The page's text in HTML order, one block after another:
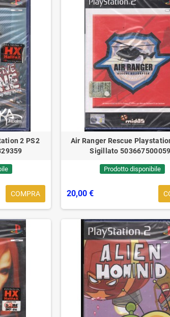
Addio alla Regina del Rock Tina
Sotto il peso di una triste notizia, il
mondo della musica piange la
scomparsa di una delle icone più
influenti e...
2 PS2
COMPRA
Air Ranger Rescue
Sigillato
Prodotto disponibile
20,00 €